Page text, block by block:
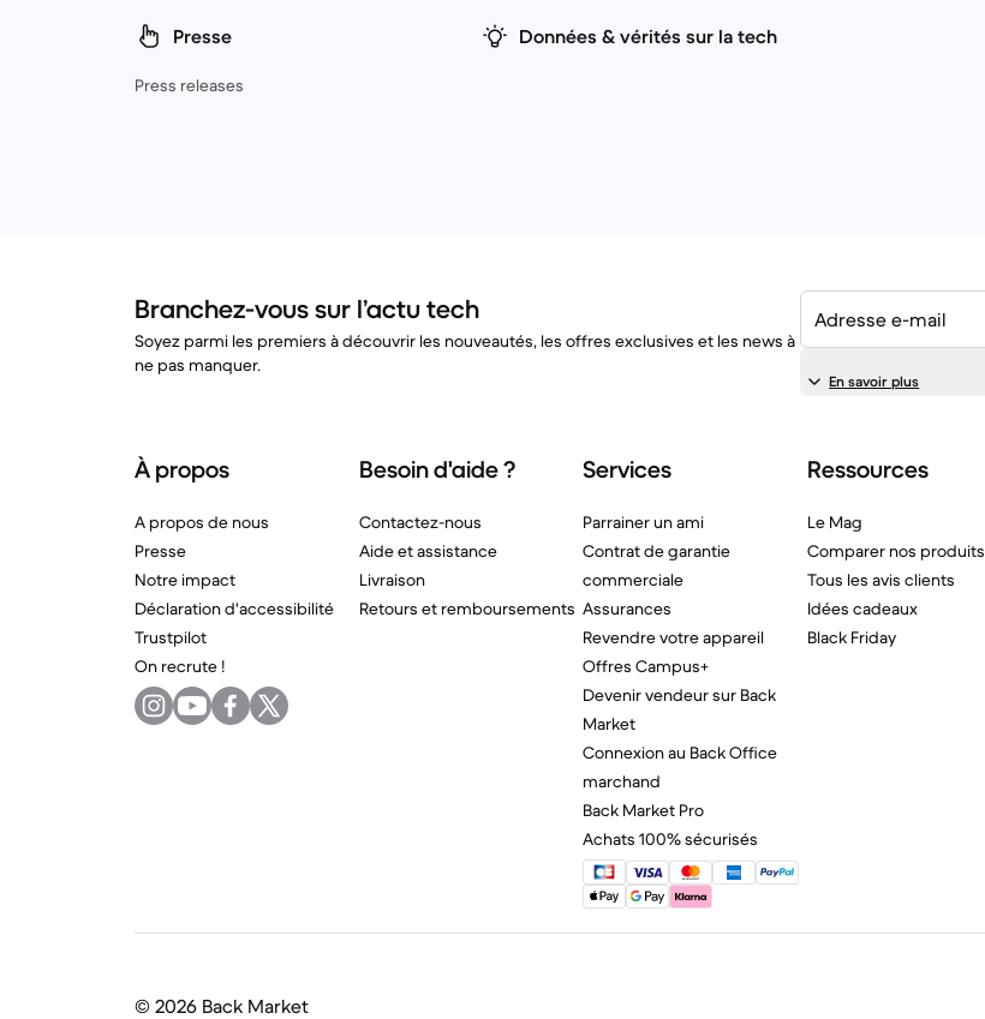
Presse
Press releases
Données & vérités sur la tech
Branchez-vous sur l’actu tech
Soyez parmi les premiers à découvrir les nouveautés, les offres exclusives et les news à
ne pas manquer.
Adresse e-mail
En savoir plus
À propos
A propos de nous
Presse
Notre impact
Déclaration d'accessibilité
Trustpilot
On recrute !
Besoin d'aide ?
Contactez-nous
Aide et assistance
Livraison
Retours et remboursements
Services
Parrainer un ami
Contrat de garantie
commerciale
Assurances
Revendre votre appareil
Offres Campus+
Devenir vendeur sur Back
Market
Connexion au Back Office
marchand
Back Market Pro
Achats 100% sécurisés
Ressources
Le Mag
Comparer nos produits
Tous les avis clients
Idées cadeaux
Black Friday
© 2026 Back Market